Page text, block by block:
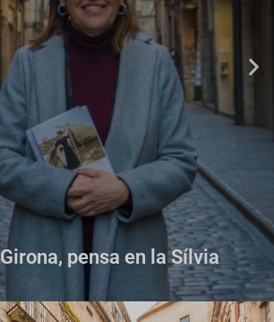
pensa en la Sílvia